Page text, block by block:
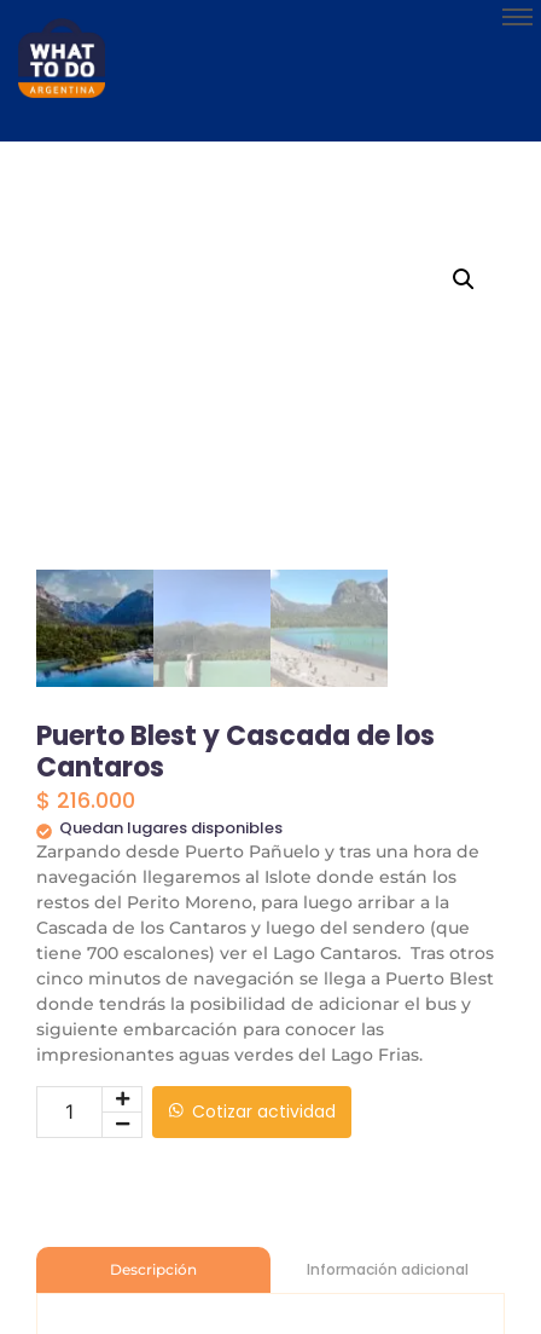
Puerto Blest y Cascada de los
Cantaros
$ 216.000
Quedan lugares disponibles
Zarpando desde Puerto Pañuelo y tras una hora de
navegación llegaremos al Islote donde están los
restos del Perito Moreno, para luego arribar a la
Cascada de los Cantaros y luego del sendero (que
tiene 700 escalones) ver el Lago Cantaros. Tras otros
cinco minutos de navegación se llega a Puerto Blest
donde tendrás la posibilidad de adicionar el bus y
siguiente embarcación para conocer las
impresionantes aguas verdes del Lago Frias.
Cotizar actividad
Descripción Información adicional